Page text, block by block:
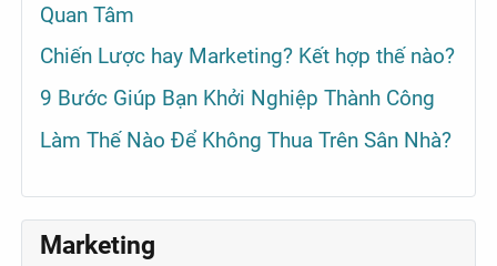
Quan Tâm
Chiến Lược hay Marketing? Kết hợp thế nào?
9 Bước Giúp Bạn Khởi Nghiệp Thành Công
Làm Thế Nào Để Không Thua Trên Sân Nhà?
Marketing